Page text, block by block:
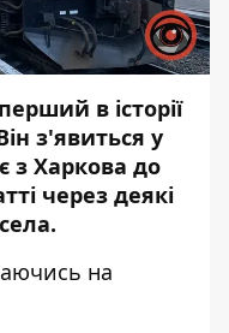
в історії
з'явиться у
з Харкова до
через деякі
на